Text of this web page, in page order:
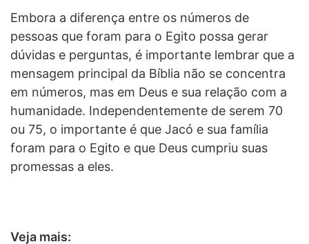
Embora a diferença entre os números de
pessoas que foram para o Egito possa gerar
dúvidas e perguntas, é importante lembrar que a
mensagem principal da Bíblia não se concentra
em números, mas em Deus e sua relação com a
humanidade. Independentemente de serem 70
ou 75, o importante é que Jacó e sua família
foram para o Egito e que Deus cumpriu suas
promessas a eles.
Veja mais: